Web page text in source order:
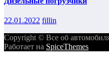
22.01.2022 fillin
Copyright © Все об
Работает на SpiceThemes